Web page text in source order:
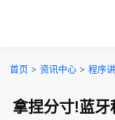
首页 > 资讯中心 > 程序
拿捏分寸!蓝牙